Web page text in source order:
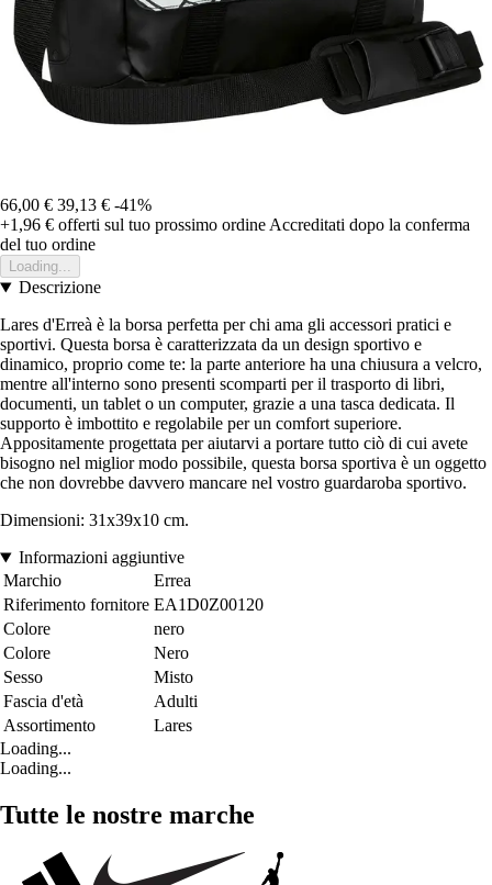
66,00 € 39,13 € -41%
+1,96 € offerti sul tuo prossimo ordine Accreditati dopo la conferma
del tuo ordine
Loading...
Descrizione
Lares d'Erreà è la borsa perfetta per chi ama gli accessori pratici e
sportivi. Questa borsa è caratterizzata da un design sportivo e
dinamico, proprio come te: la parte anteriore ha una chiusura a velcro,
mentre all'interno sono presenti scomparti per il trasporto di libri,
documenti, un tablet o un computer, grazie a una tasca dedicata. Il
supporto è imbottito e regolabile per un comfort superiore.
Appositamente progettata per aiutarvi a portare tutto ciò di cui avete
bisogno nel miglior modo possibile, questa borsa sportiva è un oggetto
che non dovrebbe davvero mancare nel vostro guardaroba sportivo.
Dimensioni: 31x39x10 cm.
Informazioni aggiuntive
Marchio
Errea
Riferimento fornitore EA1D0Z00120
Colore
nero
Colore
Nero
Sesso
Misto
Fascia d'età
Adulti
Assortimento
Lares
Loading...
Loading...
Tutte le nostre marche